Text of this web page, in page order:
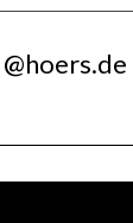
@hoers.de